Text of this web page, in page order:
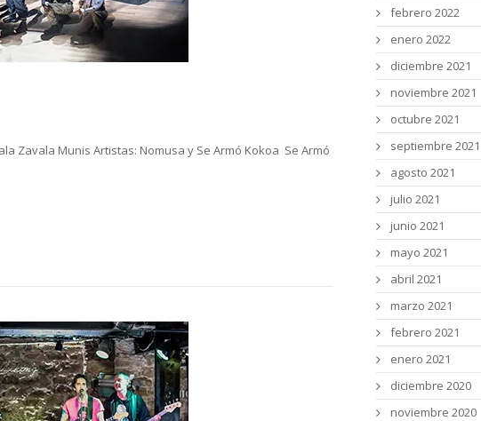
Zavala Munis Artistas: Nomusa y Se Armó Kokoa Se Armó
febrero 2022
enero 2022
diciembre 2021
noviembre 2021
octubre 2021
septiembre 2021
agosto 2021
julio 2021
junio 2021
mayo 2021
abril 2021
marzo 2021
febrero 2021
enero 2021
diciembre 2020
noviembre 2020